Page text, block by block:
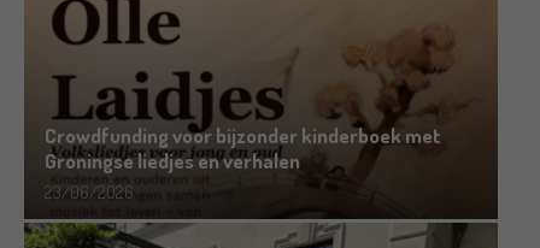
Crowdfunding voor bijzonder kinderboek met
Groningse liedjes en verhalen
23/06/2026